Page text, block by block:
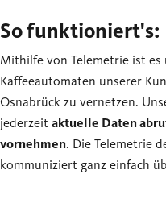
So funktioniert's:
Mithilfe von Telemetrie ist es
Kaffeeautomaten unserer
Osnabrück zu vernetzen.
jederzeit aktuelle Daten
vornehmen. Die Telemetrie
kommuniziert ganz einfach